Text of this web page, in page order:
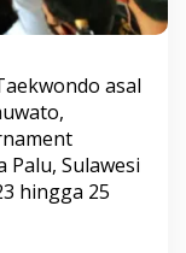
asal
Palu, Sulawesi
hingga 25